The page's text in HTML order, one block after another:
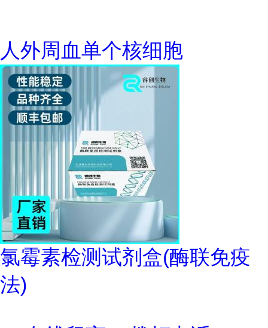
人外周血单个核细胞
氯霉素检测试剂盒(酶联免疫
法)